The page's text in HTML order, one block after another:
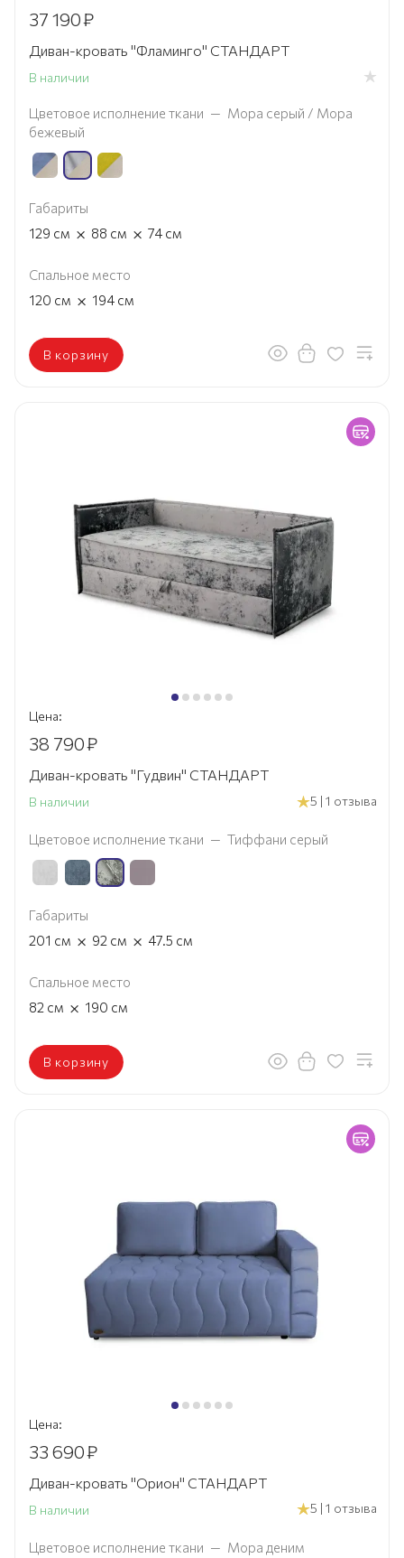
37 190₽
Диван-кровать "Фламинго" СТАНДАРТ
В наличии
Цветовое исполнение ткани — Мора серый / Мора
бежевый
Габариты
129 см × 88 см × 74 см
Спальное место
120 см × 194 см
В корзину
Цена:
38 790₽
Диван-кровать "Гудвин" СТАНДАРТ
В наличии 5 | 1 отзыва
Цветовое исполнение ткани — Тиффани серый
Габариты
201 см × 92 см × 47.5 см
Спальное место
82 см × 190 см
В корзину
Цена:
33 690₽
Диван-кровать "Орион" СТАНДАРТ
В наличии 5 | 1 отзыва
Цветовое исполнение ткани — Мора деним